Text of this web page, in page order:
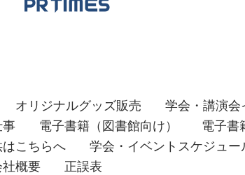
オリジナルグッズ販売
学会・講演会
電子書籍（図書館向け） 電子書
こちらへ 学会・イベントスケジュー
概要 正誤表